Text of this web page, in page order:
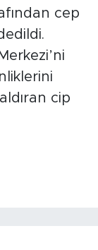
cep
cip